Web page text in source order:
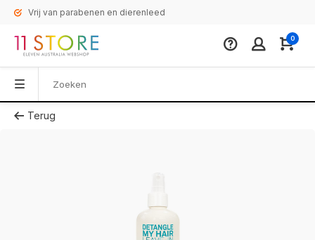
Vrij van parabenen en dierenleed
0
Terug